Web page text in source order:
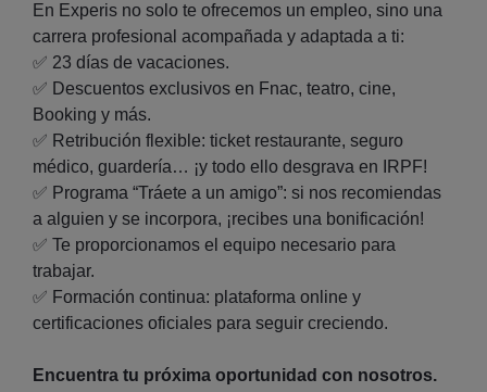
En Experis no solo te ofrecemos un empleo, sino una
carrera profesional acompañada y adaptada a ti:
✅ 23 días de vacaciones.
✅ Descuentos exclusivos en Fnac, teatro, cine,
Booking y más.
✅ Retribución flexible: ticket restaurante, seguro
médico, guardería… ¡y todo ello desgrava en IRPF!
✅ Programa “Tráete a un amigo”: si nos recomiendas
a alguien y se incorpora, ¡recibes una bonificación!
✅ Te proporcionamos el equipo necesario para
trabajar.
✅ Formación continua: plataforma online y
certificaciones oficiales para seguir creciendo.
Encuentra tu próxima oportunidad con nosotros.